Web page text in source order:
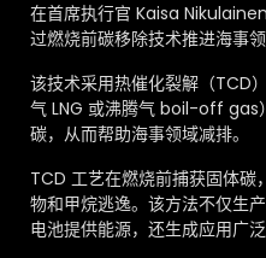
在首席执行官 Kaisa
过燃烧前碳移除技术推进海事领
该技术采用热催化裂解（TCD
气 LNG 或沸腾气 boil-off gas
碳，从而帮助海事领域减排。
TCD 工艺在燃烧前捕获固体碳
物和甲烷逃逸。该方法不仅生
电池提供能源，还生成应用广